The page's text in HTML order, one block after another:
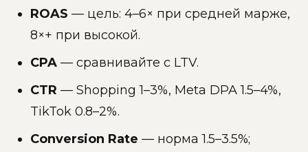
ROAS — цель: 4–6× при средней марже,
8×+ при высокой.
CPA — сравнивайте с LTV.
CTR — Shopping 1–3%, Meta DPA 1.5–4%,
TikTok 0.8–2%.
Conversion Rate — норма 1.5–3.5%;